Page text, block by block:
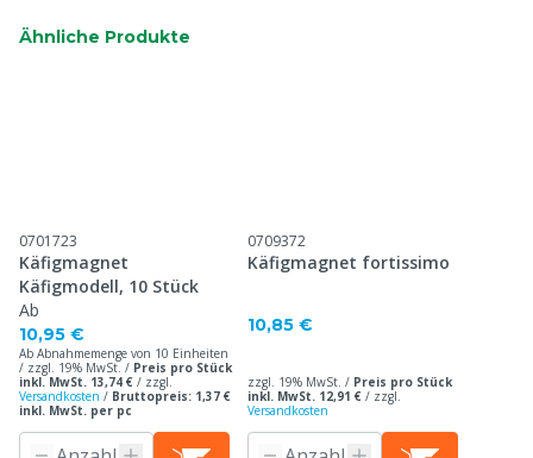
Ähnliche Produkte
0701723
Käfigmagnet
Käfigmodell, 10 Stück
Ab
10,95 €
Ab Abnahmemenge von 10 Einheiten
/ zzgl. 19% MwSt. / Preis pro Stück
inkl. MwSt. 13,74 € / zzgl.
Versandkosten / Bruttopreis: 1,37 €
inkl. MwSt. per pc
0709372
Käfigmagnet fortissimo
10,85 €
zzgl. 19% MwSt. / Preis pro Stück
inkl. MwSt. 12,91 € / zzgl.
Versandkosten